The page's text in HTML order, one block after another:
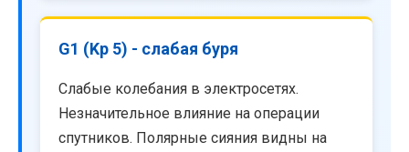
G1 (Kp 5) - слабая буря
Слабые колебания в электросетях.
Незначительное влияние на операции
спутников. Полярные сияния видны на